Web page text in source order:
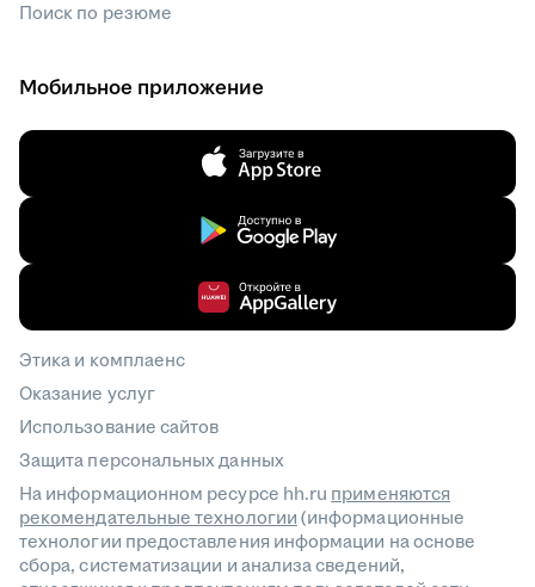
Поиск по резюме
Мобильное приложение
Этика и комплаенс
Оказание услуг
Использование сайтов
Защита персональных данных
На информационном ресурсе hh.ru применяются
рекомендательные технологии(информационные
технологии предоставления информации на основе
сбора, систематизации и анализа сведений,